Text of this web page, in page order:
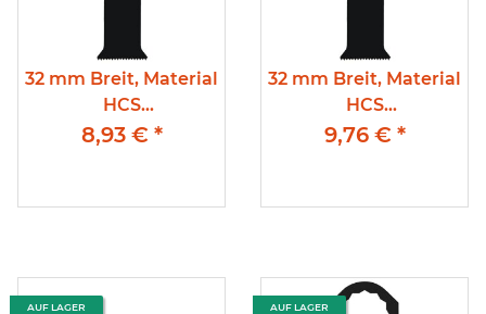
32 mm Breit, Material
HCS
Tauchsägeblätter,
8,93 € *
32 mm Breit, Material
HCS
Tauchsägeblätter,
Supercut, , Würth
9,76 € *
AUF LAGER AUF LAGER